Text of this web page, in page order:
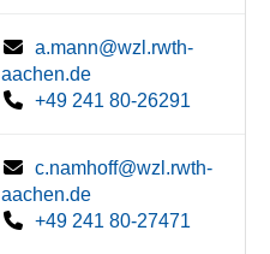
a.mann@wzl.rwth-
aachen.de
+49 241 80-26291
c.namhoff@wzl.rwth-
aachen.de
+49 241 80-27471